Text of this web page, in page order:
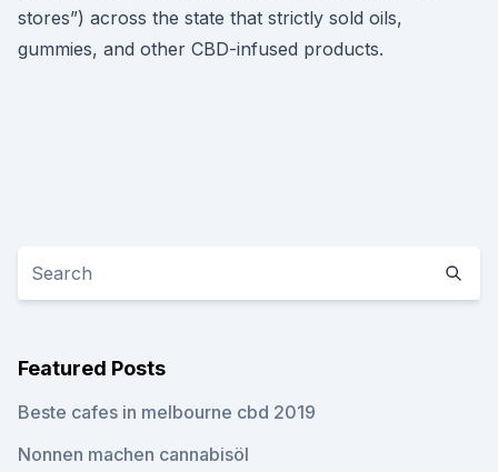
stores”) across the state that strictly sold oils,
gummies, and other CBD-infused products.
Featured Posts
Beste cafes in melbourne cbd 2019
Nonnen machen cannabisöl